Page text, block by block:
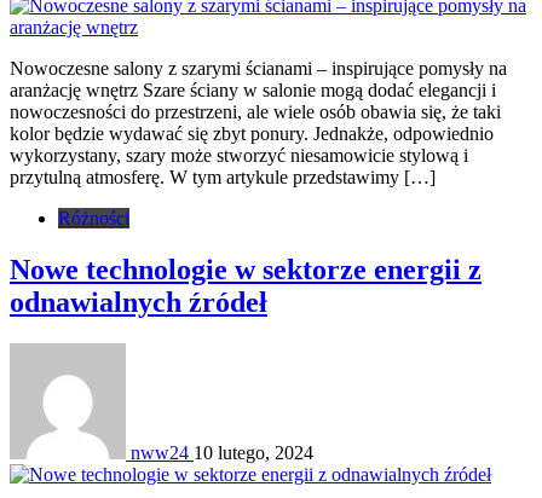
Nowoczesne salony z szarymi ścianami – inspirujące pomysły na
aranżację wnętrz Szare ściany w salonie mogą dodać elegancji i
nowoczesności do przestrzeni, ale wiele osób obawia się, że taki
kolor będzie wydawać się zbyt ponury. Jednakże, odpowiednio
wykorzystany, szary może stworzyć niesamowicie stylową i
przytulną atmosferę. W tym artykule przedstawimy […]
Różności
Nowe technologie w sektorze energii z
odnawialnych źródeł
nww24 10 lutego, 2024